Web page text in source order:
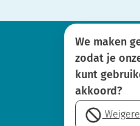
Over
We maken
zodat je
kunt
akkoord?